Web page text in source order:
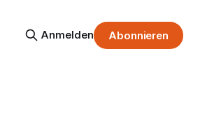
Anmelden Abonnieren